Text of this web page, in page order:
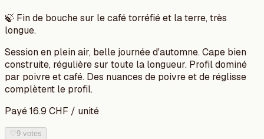
🍃 Fin de bouche sur le café torréfié et la terre, très
longue.
Session en plein air, belle journée d'automne. Cape bien
construite, régulière sur toute la longueur. Profil dominé
par poivre et café. Des nuances de poivre et de réglisse
complètent le profil.
Payé16.9 CHF / unité
♡9 votes